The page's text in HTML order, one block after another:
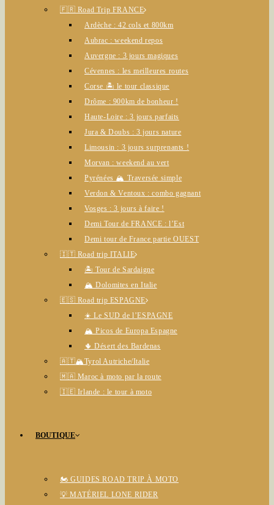
🇫🇷 Road Trip FRANCE
Ardèche : 42 cols et 800km
Aubrac : weekend repos
Auvergne : 3 jours magiques
Cévennes : les meilleures routes
Corse 🏝️ le tour classique
Drôme : 900km de bonheur !
Haute-Loire : 3 jours parfaits
Jura & Doubs : 3 jours nature
Limousin : 3 jours surprenants !
Morvan : weekend au vert
Pyrénées 🏔️ Traversée simple
Verdon & Ventoux : combo gagnant
Vosges : 3 jours à faire !
Demi Tour de FRANCE : l’Est
Demi tour de France partie OUEST
🇮🇹 Road trip ITALIE
🏝️ Tour de Sardaigne
🏔️ Dolomites en Italie
🇪🇸 Road trip ESPAGNE
☀️ Le SUD de l’ESPAGNE
🏔️ Picos de Europa Espagne
🌵 Désert des Bardenas
🇦🇹🏔️Tyrol Autriche/Italie
🇲🇦 Maroc à moto par la route
🇮🇪 Irlande : le tour à moto
BOUTIQUE
🏍️ GUIDES ROAD TRIP À MOTO
💡 MATÉRIEL LONE RIDER